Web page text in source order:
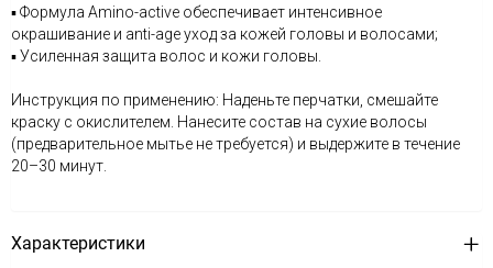
▪ Формула Amino-active обеспечивает интенсивное
окрашивание и anti-age уход за кожей головы и волосами;
▪ Усиленная защита волос и кожи головы.
Инструкция по применению: Наденьте перчатки, смешайте
краску с окислителем. Нанесите состав на сухие волосы
(предварительное мытье не требуется) и выдержите в течение
20–30 минут.
Характеристики